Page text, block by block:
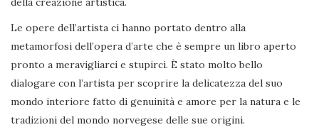
Le opere dell’artista ci hanno portato dentro alla
metamorfosi dell’opera d’arte che è sempre un libro aperto
pronto a meravigliarci e stupirci. È stato molto bello
dialogare con l’artista per scoprire la delicatezza del suo
mondo interiore fatto di genuinità e amore per la natura e le
tradizioni del mondo norvegese delle sue origini.